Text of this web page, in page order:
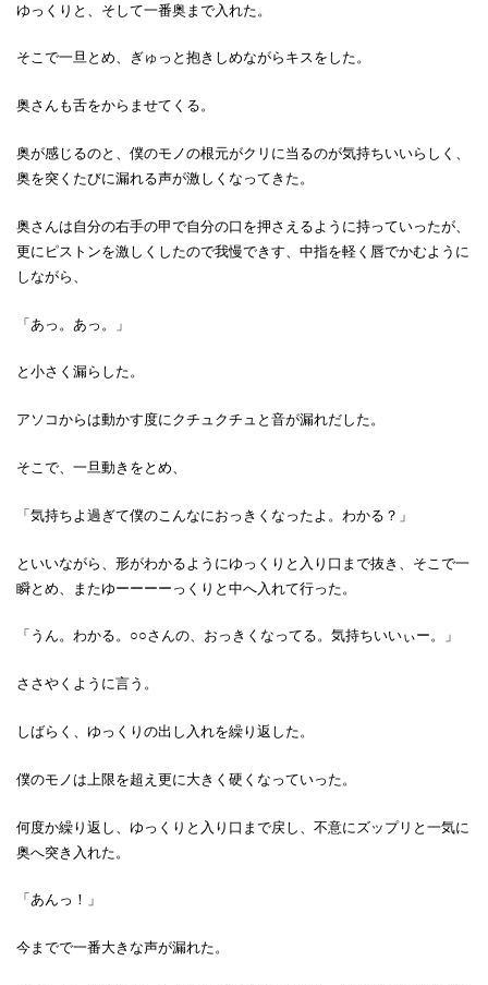
ゆっくりと、そして一番奥まで入れた。
そこで一旦とめ、ぎゅっと抱きしめながらキスをした。
奥さんも舌をからませてくる。
奥が感じるのと、僕のモノの根元がクリに当るのが気持ちいいらしく、
奥を突くたびに漏れる声が激しくなってきた。
奥さんは自分の右手の甲で自分の口を押さえるように持っていったが、
更にピストンを激しくしたので我慢できす、中指を軽く唇でかむように
しながら、
「あっ。あっ。」
と小さく漏らした。
アソコからは動かす度にクチュクチュと音が漏れだした。
そこで、一旦動きをとめ、
「気持ちよ過ぎて僕のこんなにおっきくなったよ。わかる？」
といいながら、形がわかるようにゆっくりと入り口まで抜き、そこで一
瞬とめ、またゆーーーーっくりと中へ入れて行った。
「うん。わかる。○○さんの、おっきくなってる。気持ちいいぃー。」
ささやくように言う。
しばらく、ゆっくりの出し入れを繰り返した。
僕のモノは上限を超え更に大きく硬くなっていった。
何度か繰り返し、ゆっくりと入り口まで戻し、不意にズップリと一気に
奥へ突き入れた。
「あんっ！」
今までで一番大きな声が漏れた。